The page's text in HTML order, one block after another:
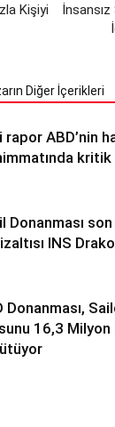
Kişiyi
Diğer İçerikleri
rapor ABD’nin
Donanması
INS
Donanması,
16,3 Milyon